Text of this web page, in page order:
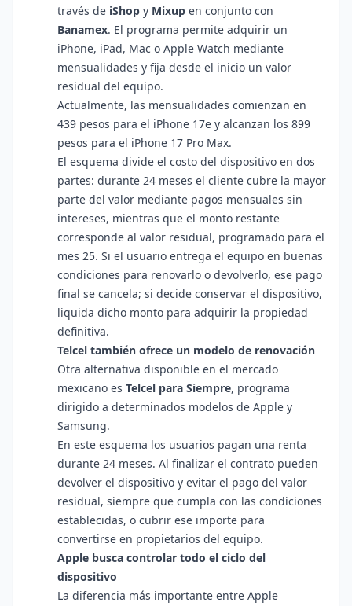
través de iShop y Mixup en conjunto con
Banamex. El programa permite adquirir un
iPhone, iPad, Mac o Apple Watch mediante
mensualidades y fija desde el inicio un valor
residual del equipo.
Actualmente, las mensualidades comienzan en
439 pesos para el iPhone 17e y alcanzan los 899
pesos para el iPhone 17 Pro Max.
El esquema divide el costo del dispositivo en dos
partes: durante 24 meses el cliente cubre la mayor
parte del valor mediante pagos mensuales sin
intereses, mientras que el monto restante
corresponde al valor residual, programado para el
mes 25. Si el usuario entrega el equipo en buenas
condiciones para renovarlo o devolverlo, ese pago
final se cancela; si decide conservar el dispositivo,
liquida dicho monto para adquirir la propiedad
definitiva.
Telcel también ofrece un modelo de renovación
Otra alternativa disponible en el mercado
mexicano es Telcel para Siempre, programa
dirigido a determinados modelos de Apple y
Samsung.
En este esquema los usuarios pagan una renta
durante 24 meses. Al finalizar el contrato pueden
devolver el dispositivo y evitar el pago del valor
residual, siempre que cumpla con las condiciones
establecidas, o cubrir ese importe para
convertirse en propietarios del equipo.
Apple busca controlar todo el ciclo del
dispositivo
La diferencia más importante entre Apple